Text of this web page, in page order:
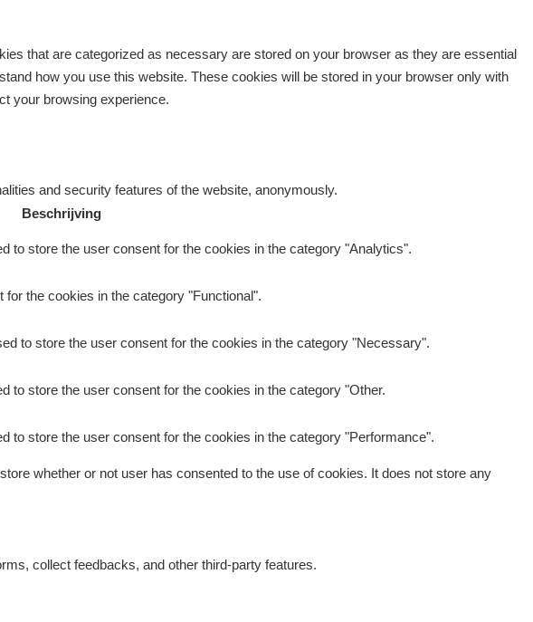
that are categorized as necessary are stored on your browser as they are essential
how you use this website. These cookies will be stored in your browser only with
your browsing experience.
and security features of the website, anonymously.
Beschrijving
to store the user consent for the cookies in the category "Analytics".
the cookies in the category "Functional".
to store the user consent for the cookies in the category "Necessary".
to store the user consent for the cookies in the category "Other.
store the user consent for the cookies in the category "Performance".
whether or not user has consented to the use of cookies. It does not store any
collect feedbacks, and other third-party features.